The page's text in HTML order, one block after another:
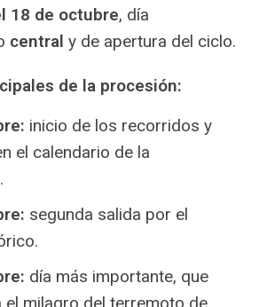
18 de octubre, día
central y de apertura del ciclo.
de la procesión:
inicio de los recorridos y
el calendario de la
segunda salida por el
día más importante, que